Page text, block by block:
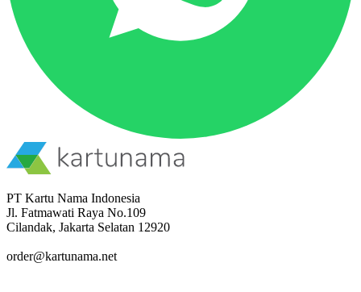
PT Kartu Nama Indonesia
Jl. Fatmawati Raya No.109
Cilandak, Jakarta Selatan 12920
order@kartunama.net